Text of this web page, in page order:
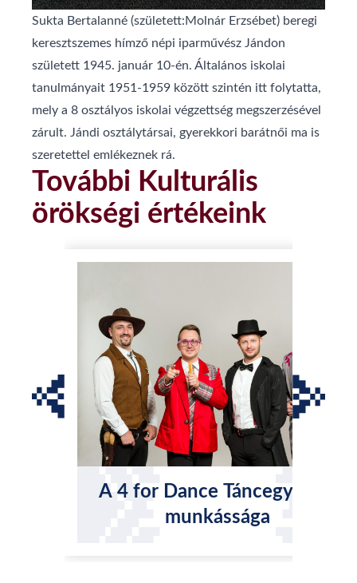
Sukta Bertalanné (született:Molnár Erzsébet) beregi
keresztszemes hímző népi iparművész Jándon
született 1945. január 10-én. Általános iskolai
tanulmányait 1951-1959 között szintén itt folytatta,
mely a 8 osztályos iskolai végzettség megszerzésével
zárult. Jándi osztálytársai, gyerekkori barátnői ma is
szeretettel emlékeznek rá.
További Kulturális
örökségi értékeink
A 4 for Dance Táncegyüttes
munkássága